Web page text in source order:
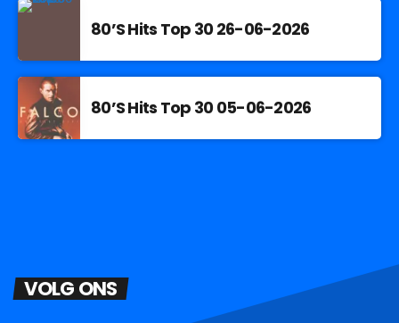
80’S Hits Top 30 26-06-2026
80’S Hits Top 30 05-06-2026
VOLG ONS